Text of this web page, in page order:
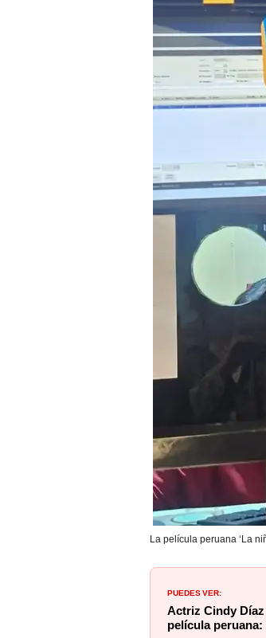
La película peruana ‘La
PUEDES VER:
Actriz Cindy
película